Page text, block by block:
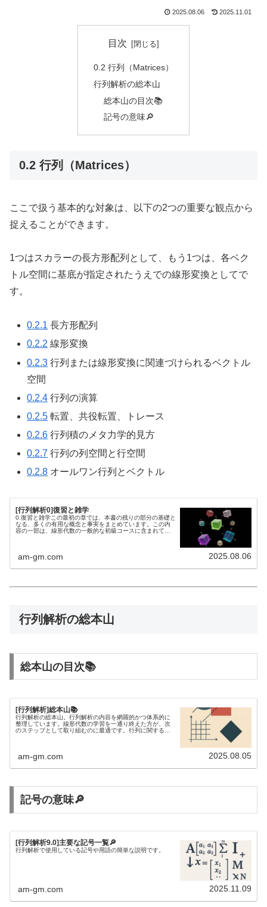
2025.08.06 2025.11.01
目次
0.2 行列（Matrices）
行列解析の総本山
総本山の目次📚
記号の意味🔎
0.2 行列（Matrices）
ここで扱う基本的な対象は、以下の2つの重要な観点から
捉えることができます。
1つはスカラーの長方形配列として、もう1つは、各ベク
トル空間に基底が指定されたうえでの線形変換としてで
す。
0.2.1 長方形配列
0.2.2 線形変換
0.2.3 行列または線形変換に関連づけられるベクトル
空間
0.2.4 行列の演算
0.2.5 転置、共役転置、トレース
0.2.6 行列積のメタ力学的見方
0.2.7 行列の列空間と行空間
0.2.8 オールワン行列とベクトル
[行列解析0]復習と雑学
0.復習と雑学この最初の章では、本書の残りの部分の基礎と
なる、多くの有用な概念と事実をまとめています。この内
容の一部は、線形代数の一般的な初級コースに含まれてい
am-gm.com 2025.08.06
行列解析の総本山
総本山の目次📚
[行列解析]総本山📚
行列解析の総本山。行列解析の内容を網羅的かつ体系的に
整理しています。線形代数の学習を一通り終えた方が、次
のステップとして取り組むのに最適です。行列に関する不
am-gm.com 2025.08.05
記号の意味🔎
[行列解析9.0]主要な記号一覧🔎
行列解析で使用している記号や用語の簡単な説明です。
am-gm.com 2025.11.09